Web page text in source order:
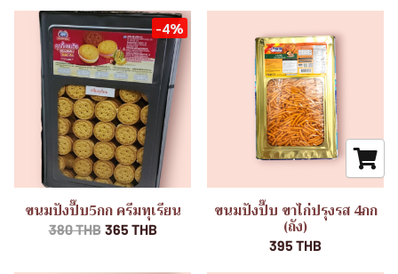
-4%
ขนมปังปี๊บ5กก ครีมทุเรียน
380 THB 365 THB
ขนมปังปี๊บ ขาไก่ปรุงรส 4กก
(ถัง)
395 THB